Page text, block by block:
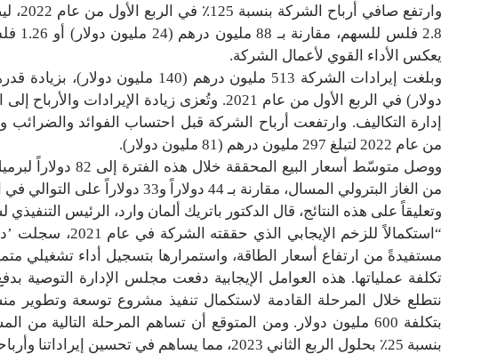
يعكس الأداء القوي لأعمال الشركة.
دولار) في الربع الأول من عام 2021. وتُعزى زيادة
من عام 2022 لتبلغ 297 مليون درهم (81 مليون دولار).
من الغاز البترولي المسال، مقارنة بـ 44 دولاراً و33 دولاراً على التوالي في الربع الأول 2021.
وتعليقاً على هذه النتائج، قال الدكتور باتريك ألمان وارد، الرئيس
“استكمالاً للزخم
مستفيدةً من ارتفاع أسعار الطاقة، واستمرارها بتسجيل أداء تشغيلي
بتكلفة 600 مليون دولار. ومن المتوقع أن تساهم المرحلة التالية
بنسبة 25٪ بحلول الربع الثاني 2023، مما يساهم في